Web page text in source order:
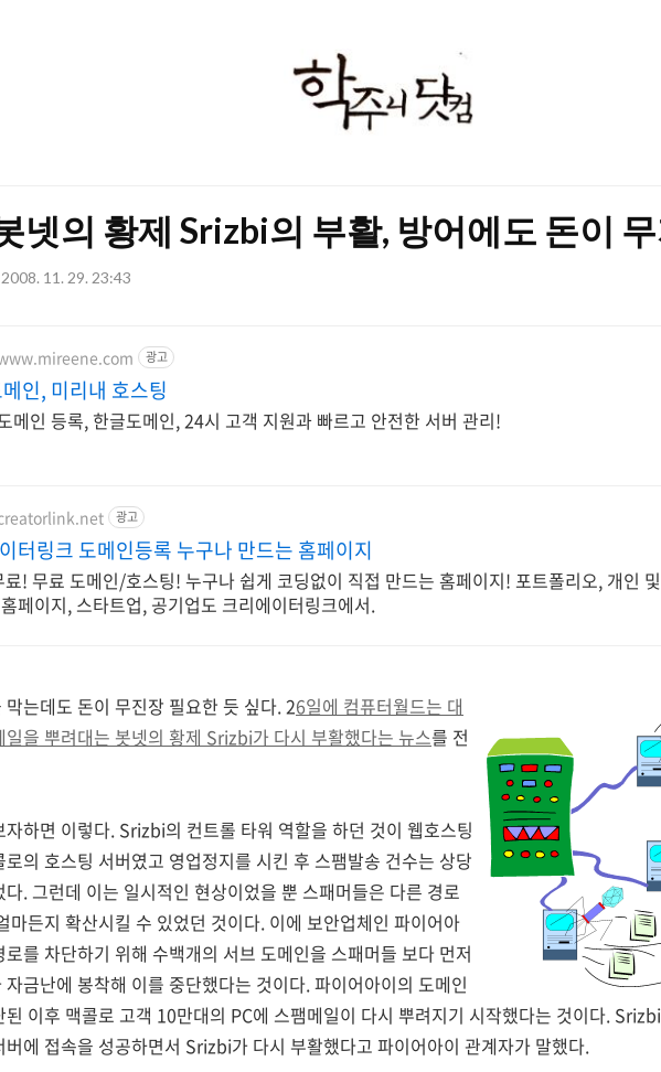
주
닷
컴
넷의 황제 Srizbi의 부활, 방어에도 돈이
2008. 11. 29. 23:43
광고
인, 미리내 호스팅
메인 등록, 한글도메인, 24시 고객 지원과 빠르고 안전한 서버 관리!
광고
터링크 도메인등록 누구나 만드는 홈페이지
! 무료 도메인/호스팅! 누구나 쉽게 코딩없이 직접 만드는 홈페이지! 포트폴리오, 개인
페이지, 스타트업, 공기업도 크리에이터링크에서.
막는데도 돈이 무진장 필요한 듯 싶다. 26일에 컴퓨터월드는 대
일을 뿌려대는 봇넷의 황제 Srizbi가 다시 부활했다는 뉴스를 전
자하면 이렇다. Srizbi의 컨트롤 타워 역할을 하던 것이 웹호스팅
로의 호스팅 서버였고 영업정지를 시킨 후 스팸발송 건수는 상당
. 그런데 이는 일시적인 현상이었을 뿐 스패머들은 다른 경로
마든지 확산시킬 수 있었던 것이다. 이에 보안업체인 파이어아
로를 차단하기 위해 수백개의 서브 도메인을 스패머들 보다 먼저
금난에 봉착해 이를 중단했다는 것이다. 파이어아이의 도메인
된 이후 맥콜로 고객 10만대의 PC에 스팸메일이 다시 뿌려지기 시작했다는 것이다.
버에 접속을 성공하면서 Srizbi가 다시 부활했다고 파이어아이 관계자가 말했다.